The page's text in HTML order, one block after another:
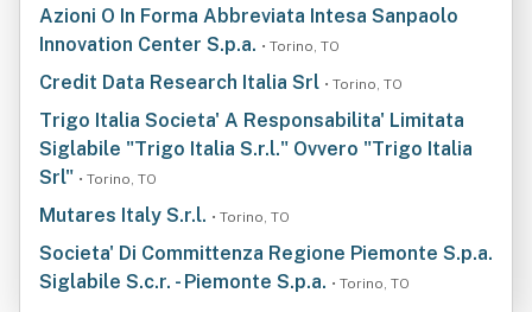
Azioni O In Forma Abbreviata Intesa Sanpaolo
Innovation Center S.p.a. • Torino, TO
Credit Data Research Italia Srl • Torino, TO
Trigo Italia Societa' A Responsabilita' Limitata
Siglabile "Trigo Italia S.r.l." Ovvero "Trigo Italia
Srl" • Torino, TO
Mutares Italy S.r.l. • Torino, TO
Societa' Di Committenza Regione Piemonte S.p.a.
Siglabile S.c.r. - Piemonte S.p.a. • Torino, TO